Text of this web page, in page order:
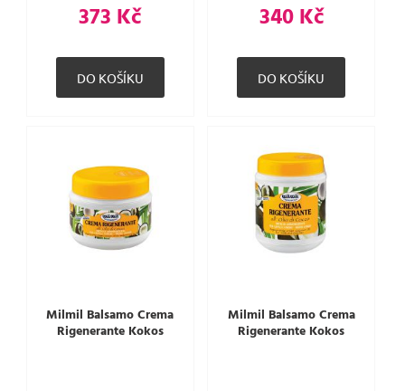
373 Kč 340 Kč
Milmil Balsamo Crema
Rigenerante Kokos
Milmil Balsamo Crema
Rigenerante Kokos